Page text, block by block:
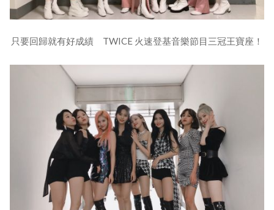
只要回歸就有好成績 TWICE 火速登基音樂節目三冠王寶座！